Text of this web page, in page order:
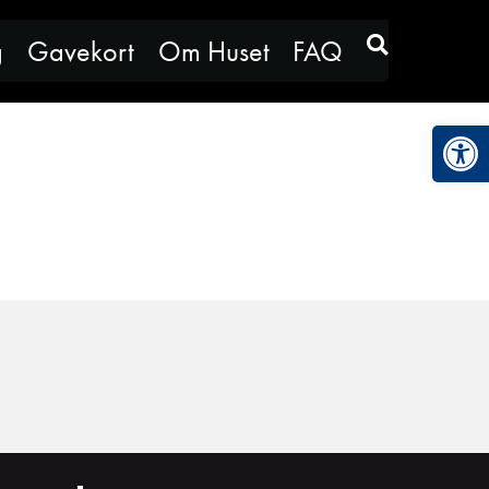
Gavekort Om Huset FAQ